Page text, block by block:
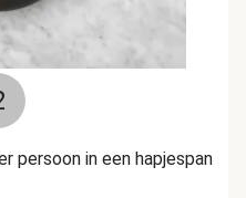
persoon in een hapjespan